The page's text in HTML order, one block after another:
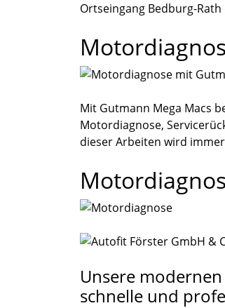
Ortseingang Bedburg-
Mit Gutmann Mega Macs
Motordiagnose,
dieser Arbeiten wird
Unsere
schnelle und